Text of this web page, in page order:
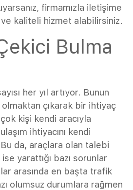
firmamızla iletişime
kaliteli hizmet alabilirsiniz.
Bulma
her yıl artıyor. Bunun
olmaktan çıkarak bir ihtiyaç
kişi kendi aracıyla
ihtiyacını kendi
da, araçlara olan talebi
ise yarattığı bazı sorunlar
arasında en başta trafik
olumsuz durumlara rağmen